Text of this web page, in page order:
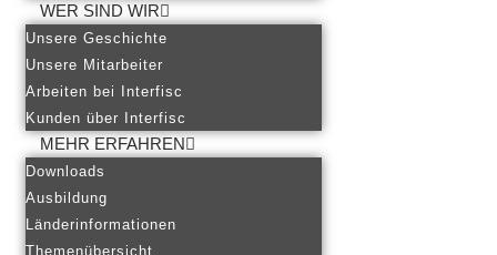
WER SIND WIR
Unsere Geschichte
Unsere Mitarbeiter
Arbeiten bei Interfisc
Kunden über Interfisc
MEHR ERFAHREN
Downloads
Ausbildung
Länderinformationen
Themenübersicht